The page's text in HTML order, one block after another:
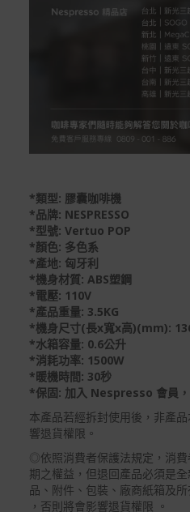
*類型: 膠囊咖啡機
*品牌: NESPRESSO
*型號: Vertuo POP
*顏色: 多色系
*產地: 匈牙利
*機身材質: ABS塑鋼
*電壓: 110V
*產品重量: 3.5KG
*機身尺寸(長x寬x高)(mm):
*水箱容量: 0.6公升
*消耗功率: 1500W
*暖機時間: 30秒
*保固: 加入 Nespresso 會員
本產品若經拆封使用後，非產
響退貨權限。
◎依照消費者保護法規定，消
期之權益，但退回產品必須是
品、附件、包裝、廠商紙箱及
，否則將會影響退貨權限 。